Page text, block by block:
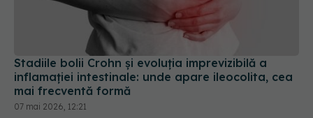
Stadiile bolii Crohn și evoluția imprevizibilă a
inflamației intestinale: unde apare ileocolita, cea
mai frecventă formă
07 mai 2026, 12:21